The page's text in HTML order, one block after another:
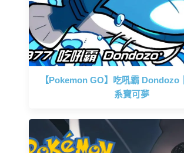
【Pokemon GO】吃吼霸 Dondozo
系寶可夢